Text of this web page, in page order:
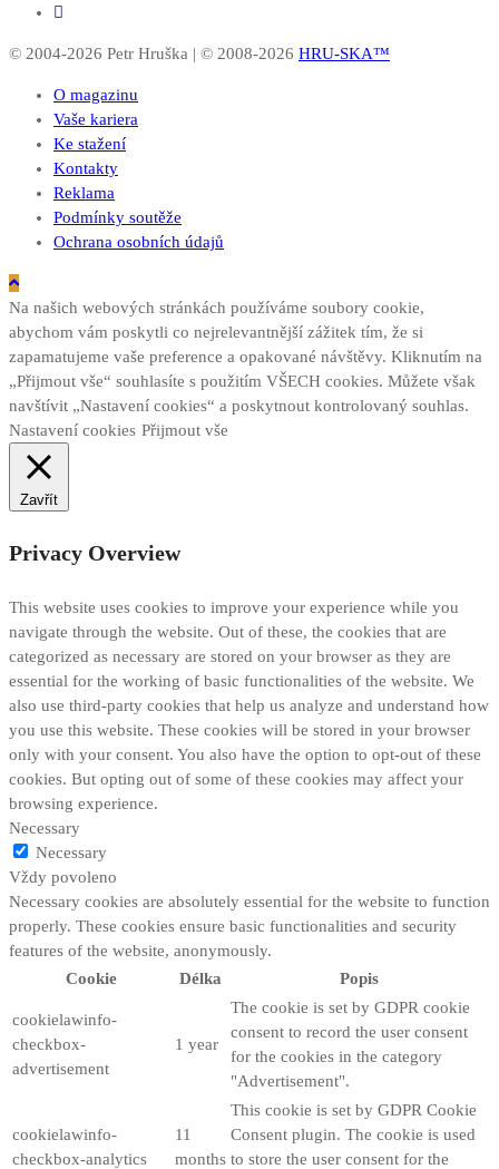
© 2004-2026 Petr Hruška | © 2008-2026 HRU-SKA™
O magazinu
Vaše kariera
Ke stažení
Kontakty
Reklama
Podmínky soutěže
Ochrana osobních údajů
Na našich webových stránkách používáme soubory cookie,
abychom vám poskytli co nejrelevantnější zážitek tím, že si
zapamatujeme vaše preference a opakované návštěvy. Kliknutím na
„Přijmout vše“ souhlasíte s použitím VŠECH cookies. Můžete však
navštívit „Nastavení cookies“ a poskytnout kontrolovaný souhlas.
Nastavení cookies Přijmout vše
Zavřít
Privacy Overview
This website uses cookies to improve your experience while you
navigate through the website. Out of these, the cookies that are
categorized as necessary are stored on your browser as they are
essential for the working of basic functionalities of the website. We
also use third-party cookies that help us analyze and understand how
you use this website. These cookies will be stored in your browser
only with your consent. You also have the option to opt-out of these
cookies. But opting out of some of these cookies may affect your
browsing experience.
Necessary
Necessary
Vždy povoleno
Necessary cookies are absolutely essential for the website to function
properly. These cookies ensure basic functionalities and security
features of the website, anonymously.
Cookie
Délka Popis
cookielawinfo-
checkbox-
advertisement
1 year
The cookie is set by GDPR cookie
consent to record the user consent
for the cookies in the category
"Advertisement".
cookielawinfo-
checkbox-analytics
11
months
This cookie is set by GDPR Cookie
Consent plugin. The cookie is used
to store the user consent for the